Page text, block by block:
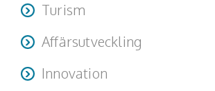
Turism
Affärsutveckling
Innovation